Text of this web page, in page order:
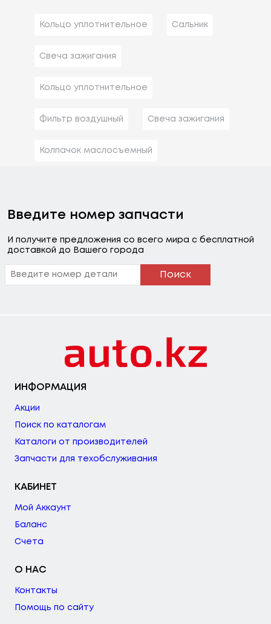
Кольцо уплотнительное Сальник
Свеча зажигания
Кольцо уплотнительное
Фильтр воздушный Свеча зажигания
Колпачок маслосъемный
Введите номер запчасти
И получите предложения со всего мира с бесплатной
доставкой до Вашего города
Поиск
ИНФОРМАЦИЯ
Акции
Поиск по каталогам
Каталоги от производителей
Запчасти для техобслуживания
КАБИНЕТ
Мой Аккаунт
Баланс
Счета
О НАС
Контакты
Помощь по сайту